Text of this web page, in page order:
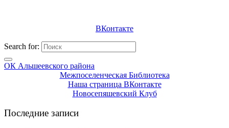
ВКонтакте
Search for:
ОК Альшеевского района
Межпоселенческая Библиотека
Наша страница ВКонтакте
Новосепяшевский Клуб
Последние записи